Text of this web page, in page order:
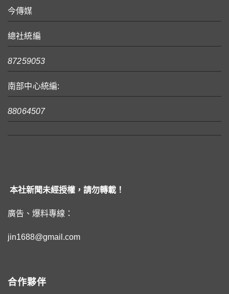
今傳媒
總社統編
87259053
南部中心統編:
88064507
本社新聞未經授權，請勿轉載！
廣告、爆料專線：
jin1688@gmail.com
合作夥伴